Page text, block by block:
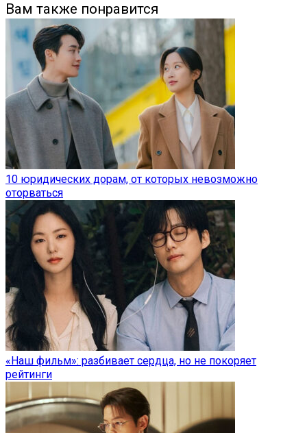
Вам также понравится
10 юридических дорам, от которых невозможно
оторваться
«Наш фильм»: разбивает сердца, но не покоряет
рейтинги